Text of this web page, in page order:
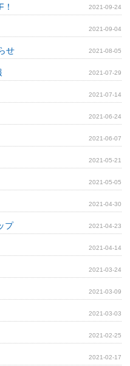
2021-09-24
2021-09-04
せ 2021-08-05
2021-07-29
2021-07-14
2021-06-24
2021-06-07
2021-05-21
2021-05-05
2021-04-30
プ 2021-04-23
2021-04-14
2021-03-24
2021-03-09
2021-03-03
2021-02-25
2021-02-17